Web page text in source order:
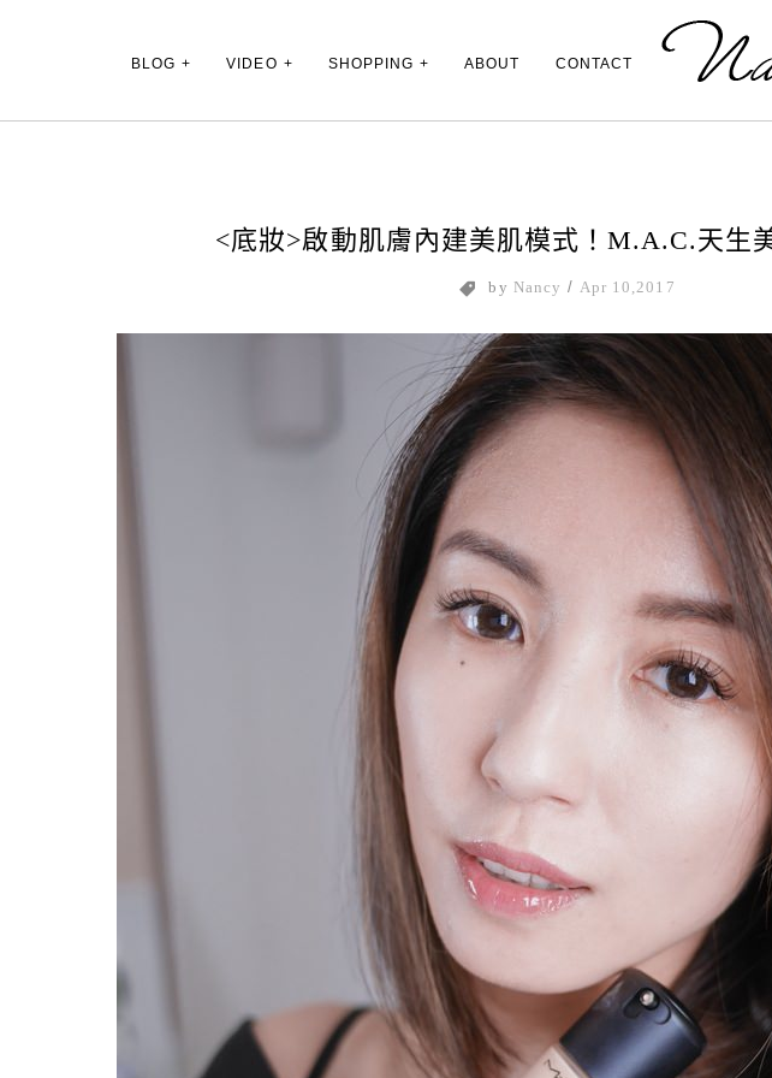
Main Menu
BLOG VIDEO SHOPPING ABOUT CONTACT
<底妝>啟動肌膚內建美肌模式！M.A.C.天生
by Nancy /Apr 10,2017